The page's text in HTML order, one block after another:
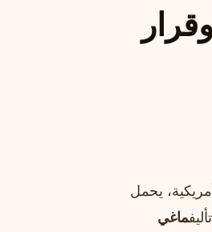
الأمريكية، يحمل
ماغي